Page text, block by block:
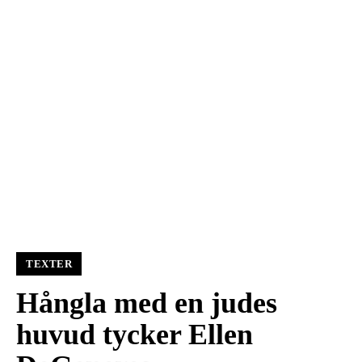
TEXTER
Hångla med en judes
huvud tycker Ellen